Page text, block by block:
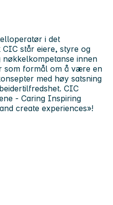
i det
CIC står eiere, styre og
innen
som formål om å være en
med høy satsning
CIC
- Caring Inspiring
create experiences»!